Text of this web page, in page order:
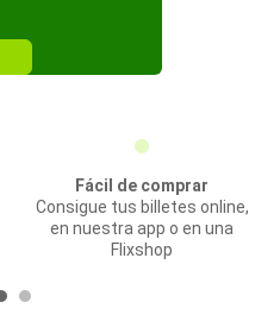
Fácil de comprar
Consigue tus billetes online,
en nuestra app o en una
Flixshop